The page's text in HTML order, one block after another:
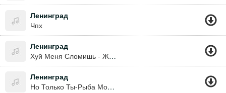
Ленинград
Чпх
Ленинград
Хуй Меня Сломишь - Жизнь Хороша
Ленинград
Но Только Ты-Рыба Моей Мечты!!!